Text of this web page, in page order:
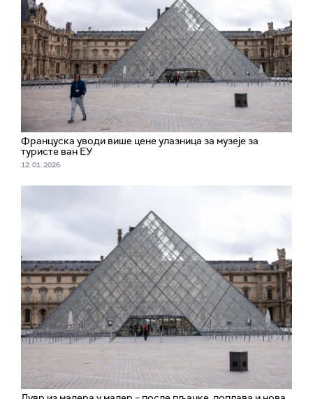
Француска уводи више цене улазница за музеје за
туристе ван ЕУ
12. 01. 2026.